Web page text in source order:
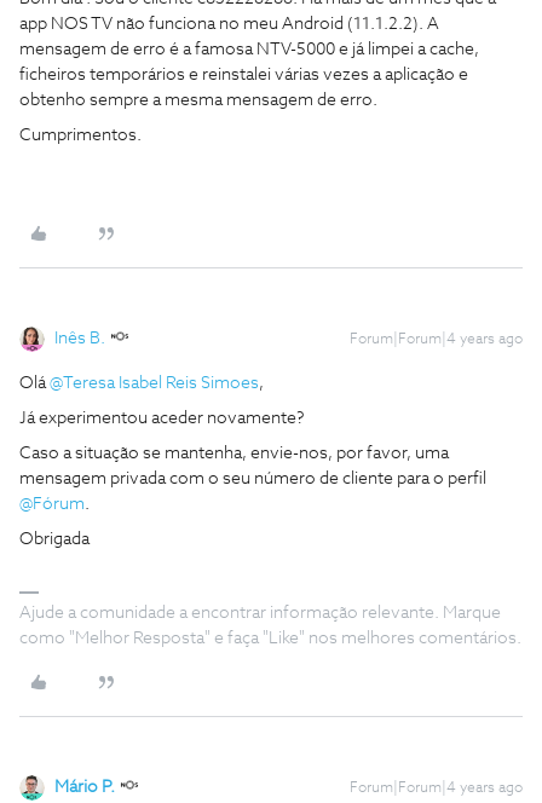
app NOS TV não funciona no meu Android (11.1.2.2). A
mensagem de erro é a famosa NTV-5000 e já limpei a cache,
ficheiros temporários e reinstalei várias vezes a aplicação e
obtenho sempre a mesma mensagem de erro.
Cumprimentos.
Inês B. Forum|Forum|4 years ago
Olá@Teresa Isabel Reis Simoes,
Já experimentou aceder novamente?
Caso a situação se mantenha, envie-nos, por favor, uma
mensagem privada com o seu número de cliente para o perfil
@Fórum.
Obrigada
Ajude a comunidade a encontrar informação relevante. Marque
como "Melhor Resposta" e faça "Like" nos melhores comentários.
Mário P. Forum|Forum|4 years ago